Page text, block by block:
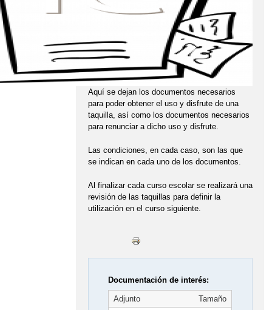
Aquí se dejan los documentos necesarios
para poder obtener el uso y disfrute de una
taquilla, así como los documentos necesarios
para renunciar a dicho uso y disfrute.
Las condiciones, en cada caso, son las que
se indican en cada uno de los documentos.
Al finalizar cada curso escolar se realizará una
revisión de las taquillas para definir la
utilización en el curso siguiente.
Documentación de interés:
Adjunto
Tamaño